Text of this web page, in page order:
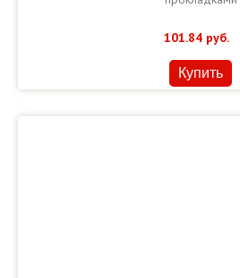
101.84 руб.
Купить